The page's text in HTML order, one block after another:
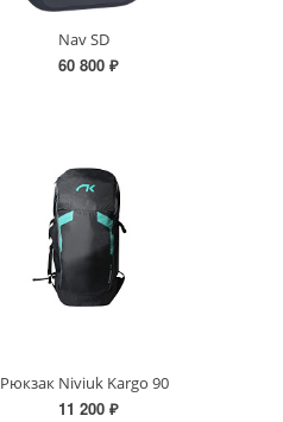
Nav SD
60 800 ₽
Рюкзак Niviuk Kargo 90
11 200 ₽